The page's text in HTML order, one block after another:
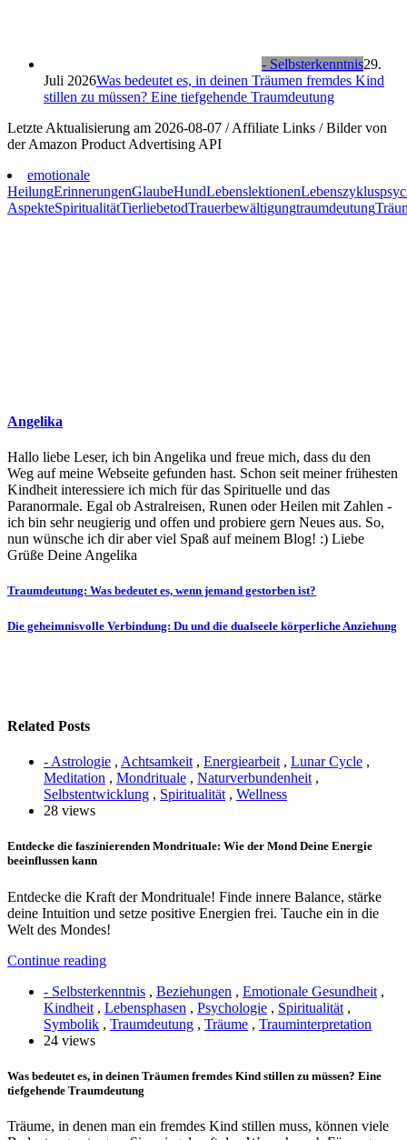
- Selbsterkenntnis29.
Juli 2026Was bedeutet es, in deinen Träumen fremdes Kind
stillen zu müssen? Eine tiefgehende Traumdeutung
Letzte Aktualisierung am 2026-08-07 / Affiliate Links / Bilder von
der Amazon Product Advertising API
emotionale
HeilungErinnerungenGlaubeHundLebenslektionenLebenszyklus
AspekteSpiritualitätTierliebetodTrauerbewältigungtraumdeutung
Angelika
Hallo liebe Leser, ich bin Angelika und freue mich, dass du den
Weg auf meine Webseite gefunden hast. Schon seit meiner frühesten
Kindheit interessiere ich mich für das Spirituelle und das
Paranormale. Egal ob Astralreisen, Runen oder Heilen mit Zahlen -
ich bin sehr neugierig und offen und probiere gern Neues aus. So,
nun wünsche ich dir aber viel Spaß auf meinem Blog! :) Liebe
Grüße Deine Angelika
Beitragsnavigation
Traumdeutung: Was bedeutet es, wenn jemand gestorben ist?
Die geheimnisvolle Verbindung: Du und die dualseele körperliche Anziehung
Related Posts
- Astrologie , Achtsamkeit , Energiearbeit , Lunar Cycle ,
Meditation , Mondrituale , Naturverbundenheit ,
Selbstentwicklung , Spiritualität , Wellness
28 views
Entdecke die faszinierenden Mondrituale: Wie der Mond Deine Energie
beeinflussen kann
Entdecke die Kraft der Mondrituale! Finde innere Balance, stärke
deine Intuition und setze positive Energien frei. Tauche ein in die
Welt des Mondes!
Continue reading
- Selbsterkenntnis , Beziehungen , Emotionale Gesundheit ,
Kindheit , Lebensphasen , Psychologie , Spiritualität ,
Symbolik , Traumdeutung , Träume , Trauminterpretation
24 views
Was bedeutet es, in deinen Träumen fremdes Kind stillen zu müssen? Eine
tiefgehende Traumdeutung
Träume, in denen man ein fremdes Kind stillen muss, können viele